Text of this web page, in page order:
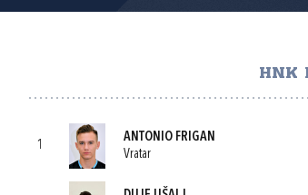
HNK
1
ANTONIO FRIGAN
Vratar